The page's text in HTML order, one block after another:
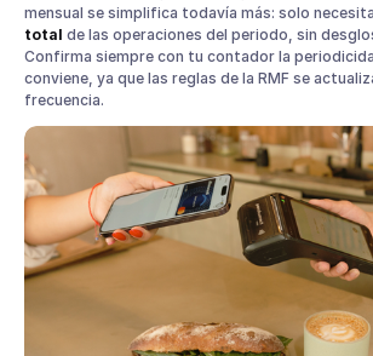
mensual se simplifica todavía más: solo
total de las operaciones del periodo, sin
Confirma siempre con tu contador la
conviene, ya que las reglas de la RMF se
frecuencia.